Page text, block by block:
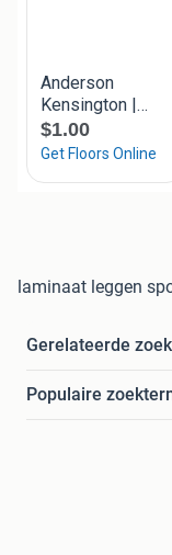
laminaat leggen
Gerelateerde
Populaire